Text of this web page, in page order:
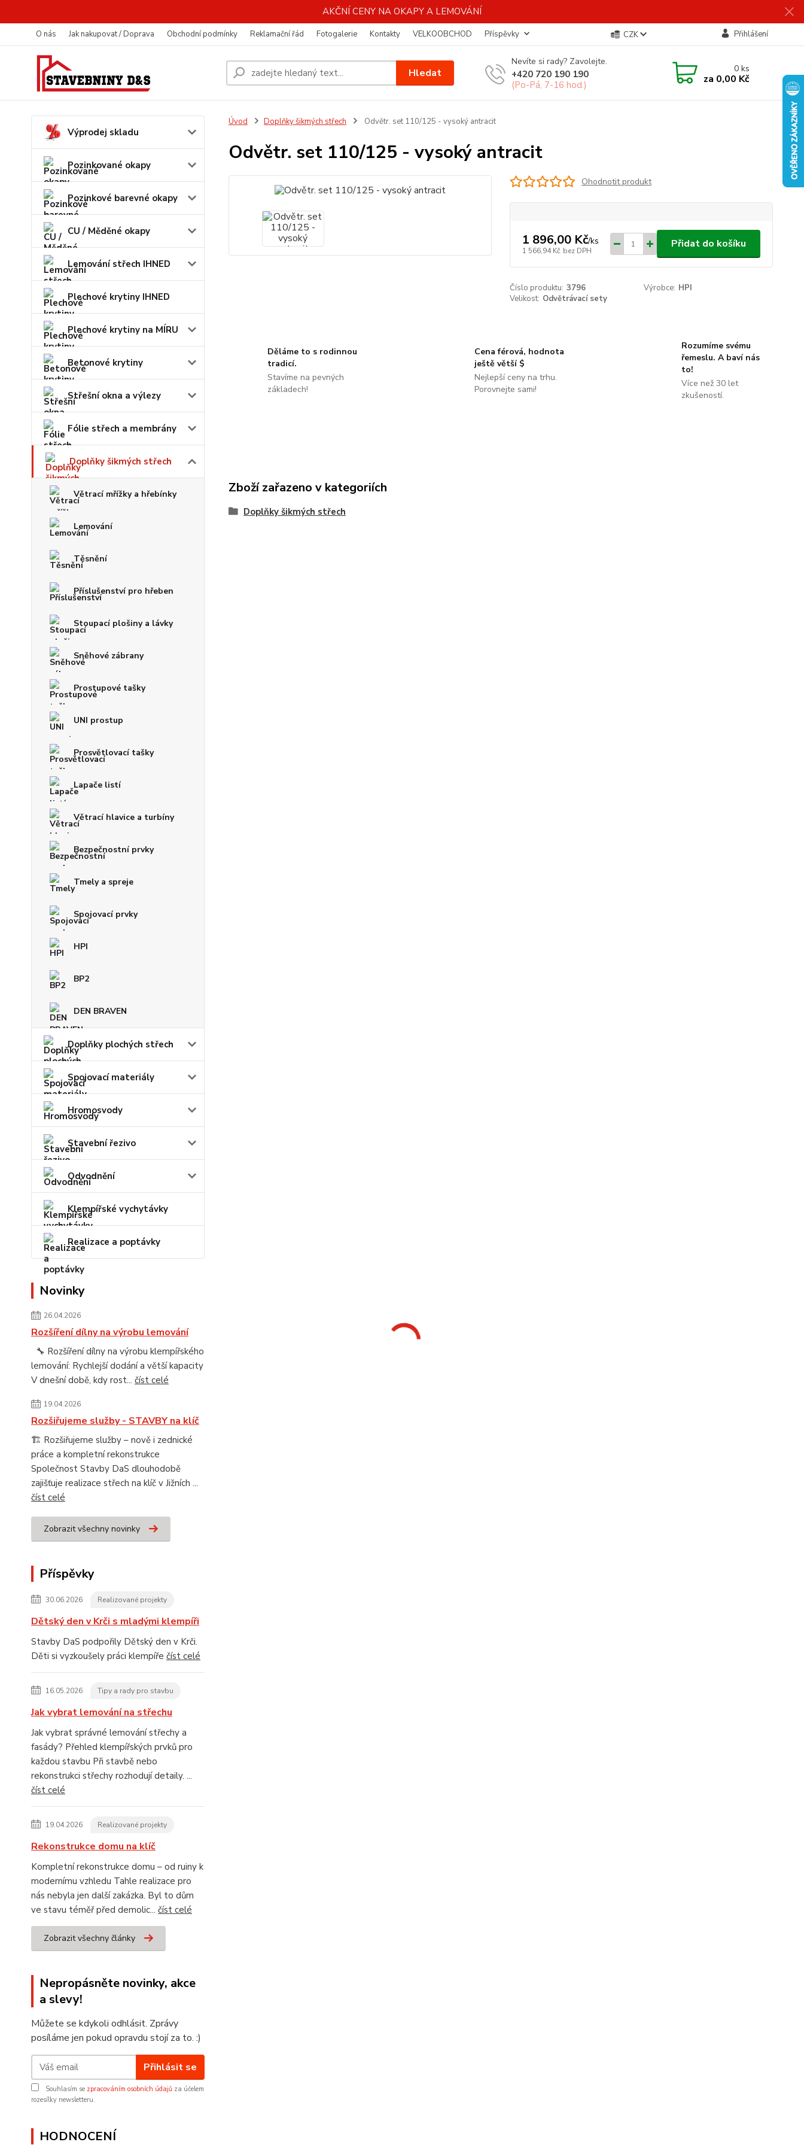
AKČNÍ CENY NA OKAPY A LEMOVÁNÍ
O nás Jak nakupovat / Doprava Obchodní podmínky Reklamační řád Fotogalerie Kontakty VELKOOBCHOD Příspěvky CZK Přihlášení
Hledat
Nevíte si rady? Zavolejte.
+420 720 190 190
(Po-Pá, 7-16 hod.)
0ks
za 0,00 Kč
Výprodej skladu
Pozinkované okapy
Pozinkové barevné okapy
CU / Měděné okapy
Lemování střech IHNED
Plechové krytiny IHNED
Plechové krytiny na MÍRU
Betonové krytiny
Střešní okna a výlezy
Fólie střech a membrány
Doplňky šikmých střech
Větrací mřížky a hřebínky
Lemování
Těsnění
Příslušenství pro hřeben
Stoupací plošiny a lávky
Sněhové zábrany
Prostupové tašky
UNI prostup
Prosvětlovací tašky
Lapače listí
Větrací hlavice a turbíny
Bezpečnostní prvky
Tmely a spreje
Spojovací prvky
HPI
BP2
DEN BRAVEN
Doplňky plochých střech
Spojovací materiály
Hromosvody
Stavební řezivo
Odvodnění
Klempířské vychytávky
Realizace a poptávky
Novinky
26.04.2026
Rozšíření dílny na výrobu lemování
🔧 Rozšíření dílny na výrobu klempířského
lemování: Rychlejší dodání a větší kapacity
V dnešní době, kdy rost... číst celé
19.04.2026
Rozšiřujeme služby - STAVBY na klíč
🏗️ Rozšiřujeme služby – nově i zednické
práce a kompletní rekonstrukce
Společnost Stavby DaS dlouhodobě
zajišťuje realizace střech na klíč v Jižních ...
číst celé
Zobrazit všechny novinky
Příspěvky
30.06.2026 Realizované projekty
Dětský den v Krči s mladými klempíři
Stavby DaS podpořily Dětský den v Krči.
Děti si vyzkoušely práci klempíře číst celé
16.05.2026 Tipy a rady pro stavbu
Jak vybrat lemování na střechu
Jak vybrat správné lemování střechy a
fasády? Přehled klempířských prvků pro
každou stavbu Při stavbě nebo
rekonstrukci střechy rozhodují detaily. ...
číst celé
19.04.2026 Realizované projekty
Rekonstrukce domu na klíč
Kompletní rekonstrukce domu – od ruiny k
modernímu vzhledu Tahle realizace pro
nás nebyla jen další zakázka. Byl to dům
ve stavu téměř před demolic... číst celé
Zobrazit všechny články
Nepropásněte novinky, akce
a slevy!
Můžete se kdykoli odhlásit. Zprávy
posíláme jen pokud opravdu stojí za to. :)
Přihlásit se
Souhlasím se zpracováním osobních údajů za účelem
rozesílky newsletteru.
HODNOCENÍ
Úvod Doplňky šikmých střech Odvětr. set 110/125 - vysoký antracit
Odvětr. set 110/125 - vysoký antracit
Ohodnotit produkt
1 896,00 Kč/ks
1 566,94 Kč bez DPH
Přidat do košíku
Číslo produktu: 3796 Výrobce: HPI
Velikost: Odvětrávací sety
Děláme to s rodinnou
tradicí.
Stavíme na pevných
základech!
Cena férová, hodnota
ještě větší $
Nejlepší ceny na trhu.
Porovnejte sami!
Rozumíme svému
řemeslu. A baví nás
to!
Více než 30 let
zkušeností.
Zboží zařazeno v kategoriích
Doplňky šikmých střech